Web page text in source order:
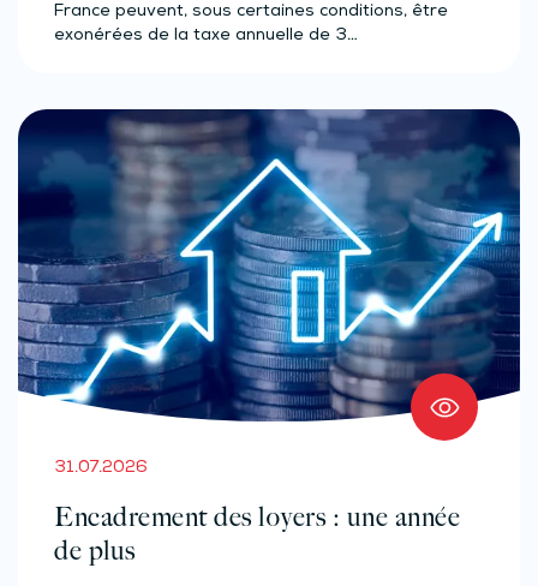
France peuvent, sous certaines conditions, être
exonérées de la taxe annuelle de 3…
31.07.2026
Encadrement des loyers : une année
de plus